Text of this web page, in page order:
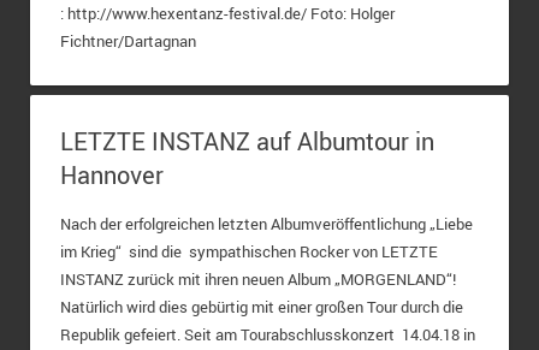
: http://www.hexentanz-festival.de/ Foto: Holger
Fichtner/Dartagnan
LETZTE INSTANZ auf Albumtour in
Hannover
Nach der erfolgreichen letzten Albumveröffentlichung „Liebe
im Krieg“ sind die sympathischen Rocker von LETZTE
INSTANZ zurück mit ihren neuen Album „MORGENLAND“!
Natürlich wird dies gebürtig mit einer großen Tour durch die
Republik gefeiert. Seit am Tourabschlusskonzert 14.04.18 in